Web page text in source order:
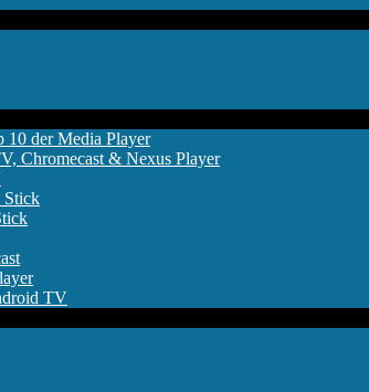
10 der Media Player
Chromecast & Nexus Player
Stick
TV